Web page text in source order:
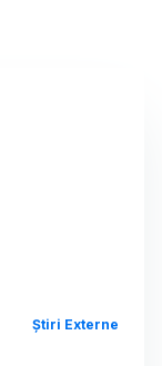
Știri Externe